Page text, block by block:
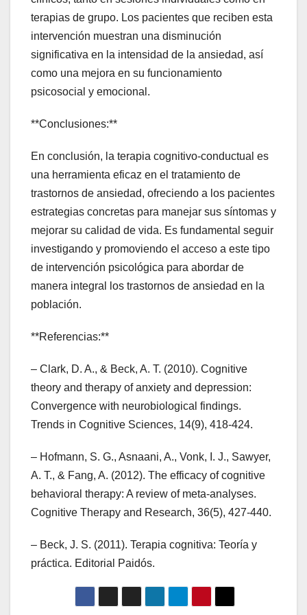
terapias de grupo. Los pacientes que reciben esta
intervención muestran una disminución
significativa en la intensidad de la ansiedad, así
como una mejora en su funcionamiento
psicosocial y emocional.
**Conclusiones:**
En conclusión, la terapia cognitivo-conductual es
una herramienta eficaz en el tratamiento de
trastornos de ansiedad, ofreciendo a los pacientes
estrategias concretas para manejar sus síntomas y
mejorar su calidad de vida. Es fundamental seguir
investigando y promoviendo el acceso a este tipo
de intervención psicológica para abordar de
manera integral los trastornos de ansiedad en la
población.
**Referencias:**
– Clark, D. A., & Beck, A. T. (2010). Cognitive
theory and therapy of anxiety and depression:
Convergence with neurobiological findings.
Trends in Cognitive Sciences, 14(9), 418-424.
– Hofmann, S. G., Asnaani, A., Vonk, I. J., Sawyer,
A. T., & Fang, A. (2012). The efficacy of cognitive
behavioral therapy: A review of meta-analyses.
Cognitive Therapy and Research, 36(5), 427-440.
– Beck, J. S. (2011). Terapia cognitiva: Teoría y
práctica. Editorial Paidós.